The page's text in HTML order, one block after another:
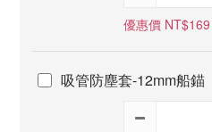
優惠價 NT$169
吸管防塵套-12mm船錨